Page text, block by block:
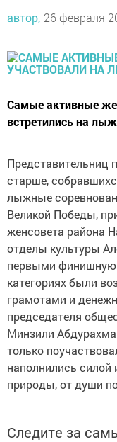
автор, 26 февраля
Самые активные
встретились на
Представительниц
старше,
лыжные
Великой Победы,
женсовета района
отделы культуры
первыми финишную
категориях были
грамотами и
председателя
Минзили
только
наполнились силой
природы, от души
Следите за